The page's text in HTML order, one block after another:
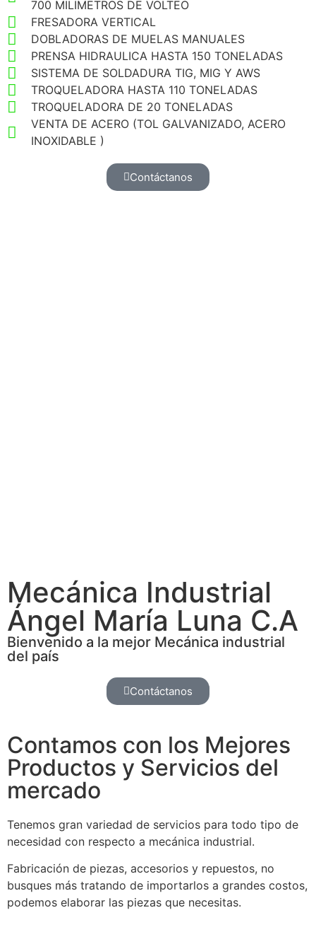
700 MILIMETROS DE VOLTEO
FRESADORA VERTICAL
DOBLADORAS DE MUELAS MANUALES
PRENSA HIDRAULICA HASTA 150 TONELADAS
SISTEMA DE SOLDADURA TIG, MIG Y AWS
TROQUELADORA HASTA 110 TONELADAS
TROQUELADORA DE 20 TONELADAS
VENTA DE ACERO (TOL GALVANIZADO, ACERO
INOXIDABLE )
Contáctanos
Mecánica Industrial
Ángel María Luna C.A
Bienvenido a la mejor Mecánica industrial
del país
Contáctanos
Contamos con los Mejores
Productos y Servicios del
mercado
Tenemos gran variedad de servicios para todo tipo de
necesidad con respecto a mecánica industrial.
Fabricación de piezas, accesorios y repuestos, no
busques más tratando de importarlos a grandes costos,
podemos elaborar las piezas que necesitas.